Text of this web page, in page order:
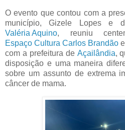
O evento que contou com a
município, Gizele Lopes e
Valéria Aquino, reuniu
Espaço Cultura Carlos Brandão
com a prefeitura de Açailândia,
disposição e uma maneira
sobre um assunto de extrema
câncer de mama.